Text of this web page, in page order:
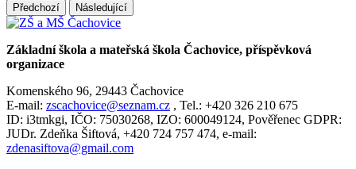
Předchozí Následující
Základní škola a mateřská škola Čachovice, příspěvková
organizace
Komenského 96, 29443 Čachovice
E-mail: zscachovice@seznam.cz , Tel.: +420 326 210 675
ID: i3tmkgi, IČO: 75030268, IZO: 600049124, Pověřenec GDPR:
JUDr. Zdeňka Šiftová, +420 724 757 474, e-mail:
zdenasiftova@gmail.com